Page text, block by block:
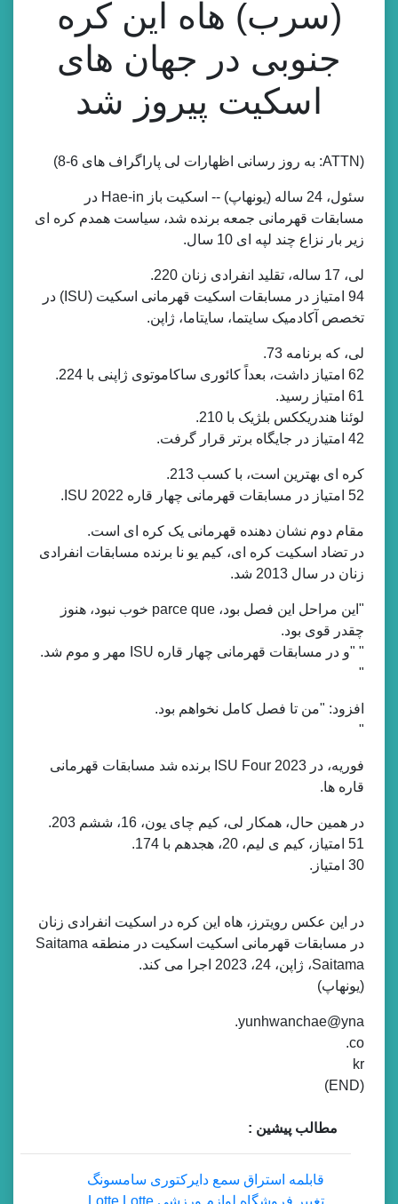
(سرب) هاه این کره
جنوبی در جهان های
اسکیت پیروز شد
(ATTN: به روز رسانی اظهارات لی پاراگراف های 6-8)
سئول، 24 ساله (یونهاپ) -- اسکیت باز Hae-in در
مسابقات قهرمانی جمعه برنده شد، سیاست همدم کره ای
زیر بار نزاع چند لپه ای 10 سال.
لی، 17 ساله، تقلید انفرادی زنان 220.
94 امتیاز در مسابقات اسکیت قهرمانی اسکیت (ISU) در
تخصص آکادمیک سایتما، سایتاما، ژاپن.
لی، که برنامه 73.
62 امتیاز داشت، بعداً کائوری ساکاموتوی ژاپنی با 224.
61 امتیاز رسید.
لوئنا هندریککس بلژیک با 210.
42 امتیاز در جایگاه برتر قرار گرفت.
کره ای بهترین است، با کسب 213.
52 امتیاز در مسابقات قهرمانی چهار قاره 2022 ISU.
مقام دوم نشان دهنده قهرمانی یک کره ای است.
در تضاد اسکیت کره ای، کیم یو نا برنده مسابقات انفرادی
زنان در سال 2013 شد.
"این مراحل این فصل بود، parce que خوب نبود، هنوز
چقدر قوی بود.
" "و در مسابقات قهرمانی چهار قاره ISU مهر و موم شد.
"
افزود: "من تا فصل کامل نخواهم بود.
"
فوریه، در ISU Four 2023 برنده شد مسابقات قهرمانی
قاره ها.
در همین حال، همکار لی، کیم چای یون، 16، ششم 203.
51 امتیاز، کیم ی لیم، 20، هجدهم با 174.
30 امتیاز.
در این عکس رویترز، هاه این کره در اسکیت انفرادی زنان
در مسابقات قهرمانی اسکیت اسکیت در منطقه Saitama
Saitama، ژاپن، 24، 2023 اجرا می کند.
(یونهاپ)
yunhwanchae@yna.
co.
kr
(END)
مطالب پیشین :
قابلمه استراق سمع دایرکتوری سامسونگ
تغییر فروشگاه لوازم ورزشی Lotte Lotte